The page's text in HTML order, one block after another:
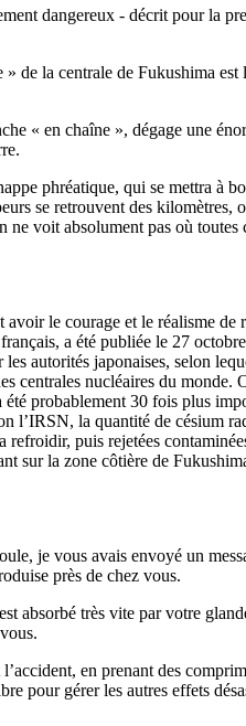
dangereux - décrit pour la
de la centrale de Fukushima
« en chaîne », dégage une
phréatique, qui se mettra
se retrouvent des
ne voit absolument pas où
le courage et le réalisme
a été publiée le 27
autorités japonaises, selon
centrales nucléaires du
probablement 30 fois plus
l’IRSN, la quantité de
puis rejetées
sur la zone côtière de
je vous avais envoyé un
près de chez vous.
absorbé très vite par votre
en prenant des
pour gérer les autres effets